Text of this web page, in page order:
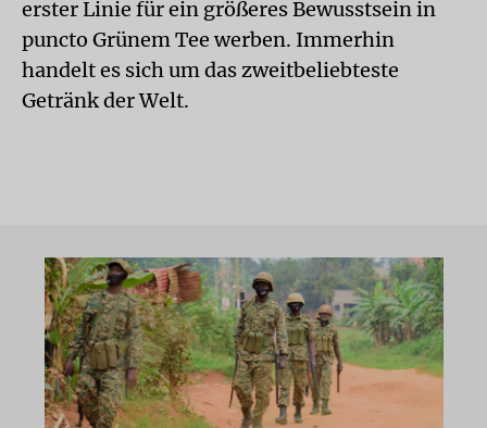
erster Linie für ein größeres Bewusstsein in
puncto Grünem Tee werben. Immerhin
handelt es sich um das zweitbeliebteste
Getränk der Welt.